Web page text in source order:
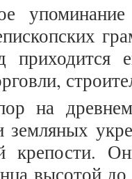
на
земляных
крепости.